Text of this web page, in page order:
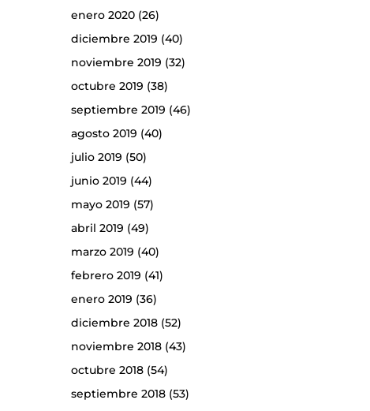
enero 2020(26)
diciembre 2019 (40)
noviembre 2019 (32)
octubre 2019 (38)
septiembre 2019 (46)
agosto 2019 (40)
julio 2019 (50)
junio 2019 (44)
mayo 2019 (57)
abril 2019 (49)
marzo 2019 (40)
febrero 2019 (41)
enero 2019 (36)
diciembre 2018(52)
noviembre 2018(43)
octubre 2018(54)
septiembre 2018(53)